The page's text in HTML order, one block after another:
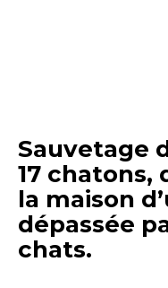
Sauvetage
17 chatons,
la maison
dépassée
chats.